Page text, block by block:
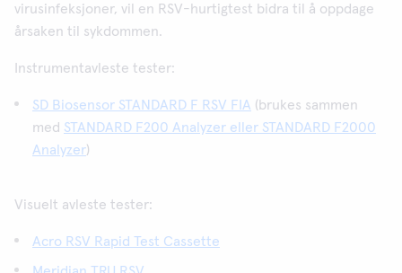
virusinfeksjoner, vil en RSV-hurtigtest bidra til å oppdage
årsaken til sykdommen.
Instrumentavleste tester:
SD Biosensor STANDARD F RSV FIA (brukes sammen
med STANDARD F200 Analyzer eller STANDARD F2000
Analyzer)
Visuelt avleste tester:
Acro RSV Rapid Test Cassette